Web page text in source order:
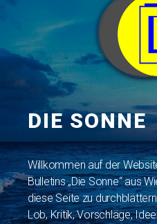
DIE SONNE
Willkommen auf der
Bulletins „Die Sonne“ aus
diese Seite zu
Lob, Kritik, Vorschläge,